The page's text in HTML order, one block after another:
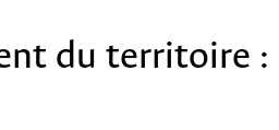
du territoire